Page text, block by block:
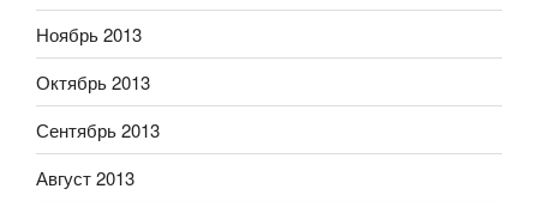
Ноябрь 2013
Октябрь 2013
Сентябрь 2013
Август 2013